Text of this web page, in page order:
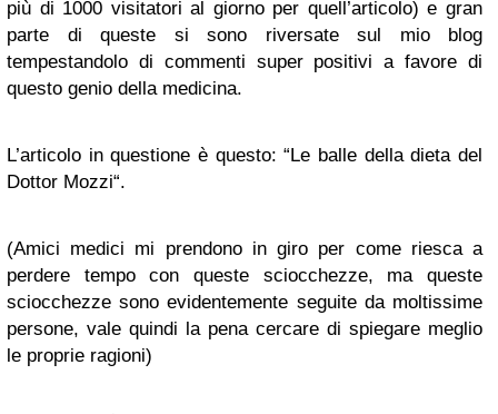
più di 1000 visitatori al giorno per quell’articolo) e gran
parte di queste si sono riversate sul mio blog
tempestandolo di commenti super positivi a favore di
questo genio della medicina.
L’articolo in questione è questo: “Le balle della dieta del
Dottor Mozzi“.
(Amici medici mi prendono in giro per come riesca a
perdere tempo con queste sciocchezze, ma queste
sciocchezze sono evidentemente seguite da moltissime
persone, vale quindi la pena cercare di spiegare meglio
le proprie ragioni)